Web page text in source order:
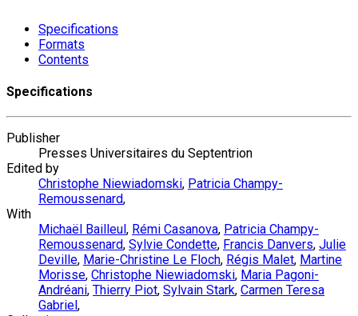
Specifications
Formats
Contents
Specifications
Publisher
Presses Universitaires du Septentrion
Edited by
Christophe Niewiadomski, Patricia Champy-
Remoussenard,
With
Michaël Bailleul , Rémi Casanova, Patricia Champy-
Remoussenard, Sylvie Condette, Francis Danvers, Julie
Deville, Marie-Christine Le Floch, Régis Malet, Martine
Morisse, Christophe Niewiadomski, Maria Pagoni-
Andréani, Thierry Piot, Sylvain Stark, Carmen Teresa
Gabriel ,